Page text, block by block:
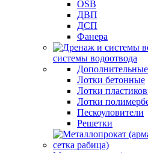
OSB
ДВП
ДСП
Фанера
системы водоотвода
Лотки бетонные
Лотки
Лотки
Пескоуловители
Решетки